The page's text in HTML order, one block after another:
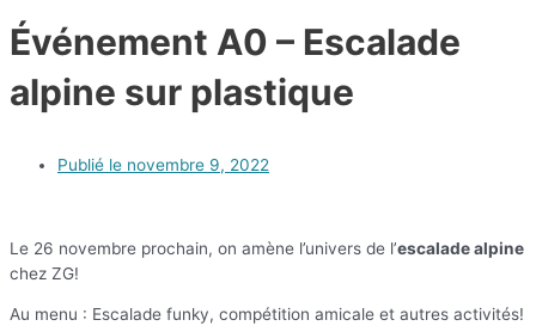
Événement A0 – Escalade
alpine sur plastique
Publié le novembre 9, 2022
Le 26 novembre prochain, on amène l’univers de l’escalade alpine
chez ZG!
Au menu : Escalade funky, compétition amicale et autres activités!